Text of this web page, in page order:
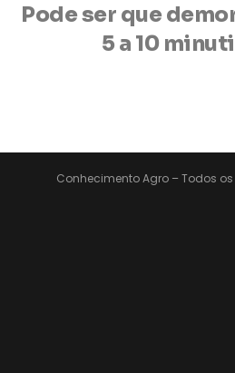
Pode ser que
5 a 10
Conhecimento Agro – Todos os